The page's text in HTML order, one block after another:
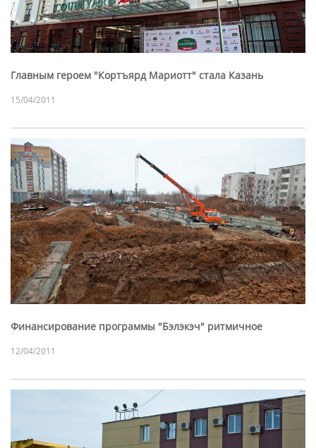
Главным героем "Кортъярд Мариотт" стала Казань
15/04/2011
Финансирование программы "Бэлэкэч" ритмичное
12/04/2011